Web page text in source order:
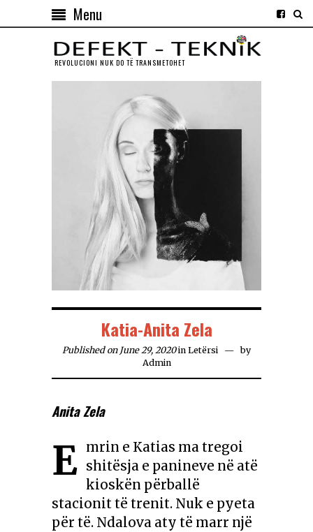
Menu
REVOLUCIONI NUK DO TЁ TRANSMETOHET
Katia-Anita Zela
Published on June 29, 2020 in Letërsi
by
Admin
Anita Zela
E mrin e Katias ma tregoi
shitësja e panineve në atë
kioskën përballë
stacionit të trenit. Nuk e pyeta
për të. Ndalova aty të marr një